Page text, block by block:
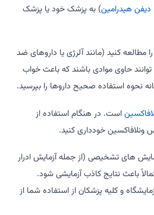
دیفن هیدرامین) به پزشک خود یا پزشک
کنید (مانند آلرژی یا داروهای ضد
حاوی موادی باشند که باعث خواب
نحوه استفاده صحیح داروها را بپرسید.
است. در هنگام استفاده از
ونلافاکسین خودداری کنید.
های تشخیصی (از جمله آزمایش ادرار
باعث نتایج کاذب آزمایشی شود.
و کلیه پزشکان از استفاده شما از